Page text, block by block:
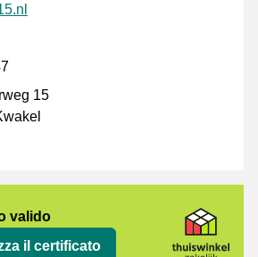
15
valido
il certificato